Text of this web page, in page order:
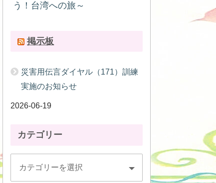
う！台湾への旅～
掲示板
災害用伝言ダイヤル（171）訓練
実施のお知らせ
2026-06-19
カテゴリー